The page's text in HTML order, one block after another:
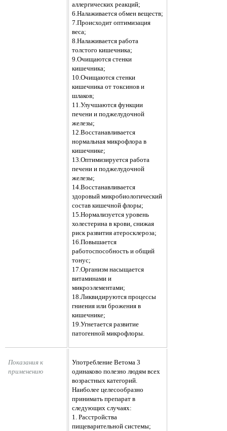
аллергических реакций;
6.Налаживается обмен веществ;
7.Происходит оптимизация
веса;
8.Налаживается работа
толстого кишечника;
9.Очищаются стенки
кишечника;
10.Очищаются стенки
кишечника от токсинов и
шлаков;
11.Улучшаются функции
печени и поджелудочной
железы;
12.Восстанавливается
нормальная микрофлора в
кишечнике;
13.Оптимизируется работа
печени и поджелудочной
железы;
14.Восстанавливается
здоровый микробиологический
состав кишечной флоры;
15.Нормализуется уровень
холестерина в крови, снижая
риск развития атеросклероза;
16.Повышается
работоспособность и общий
тонус;
17.Организм насыщается
витаминами и
микроэлементами;
18.Ликвидируются процессы
гниения или брожения в
кишечнике;
19.Угнетается развитие
патогенной микрофлоры.
Показания к
применению
Употребление Ветома 3
одинаково полезно людям всех
возрастных категорий.
Наиболее целесообразно
принимать препарат в
следующих случаях:
1. Расстройства
пищеварительной системы;